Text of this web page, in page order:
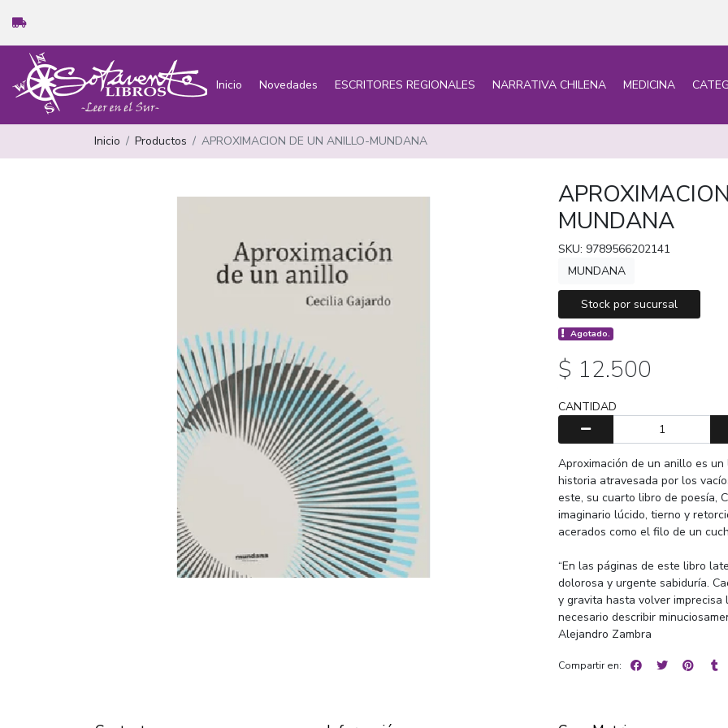
Inicio Novedades ESCRITORES REGIONALES NARRATIVA CHILENA MEDICINA
Inicio Productos APROXIMACION DE UN ANILLO-MUNDANA
MUNDANA
SKU: 9789566202141
MUNDANA
Stock por sucursal
Agotado.
$ 12.500
CANTIDAD
Aproximación de un anillo es
historia atravesada por los
este, su cuarto libro de poesía,
imaginario lúcido, tierno y
acerados como el filo de un
“En las páginas de este libro
dolorosa y urgente sabiduría.
y gravita hasta volver imprecisa
necesario describir
Alejandro Zambra
Compartir en: